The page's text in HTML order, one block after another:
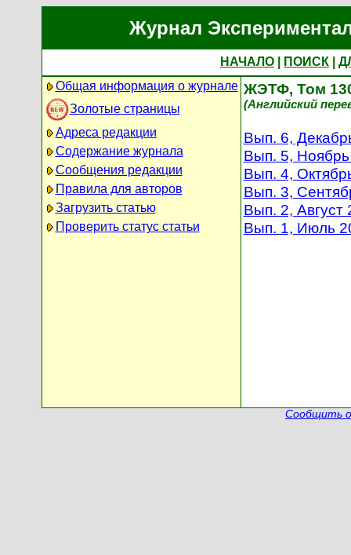
Журнал
НАЧАЛО ПОИСК
Общая информация о журнале
Золотые страницы
Адреса редакции
Содержание журнала
Сообщения редакции
Правила для авторов
Загрузить статью
Проверить статус статьи
ЖЭТФ, Том
(Английский
Вып. 6,
Вып. 5,
Вып. 4,
Вып. 3,
Вып. 2, Август
Вып. 1, Июль
Сообщить о